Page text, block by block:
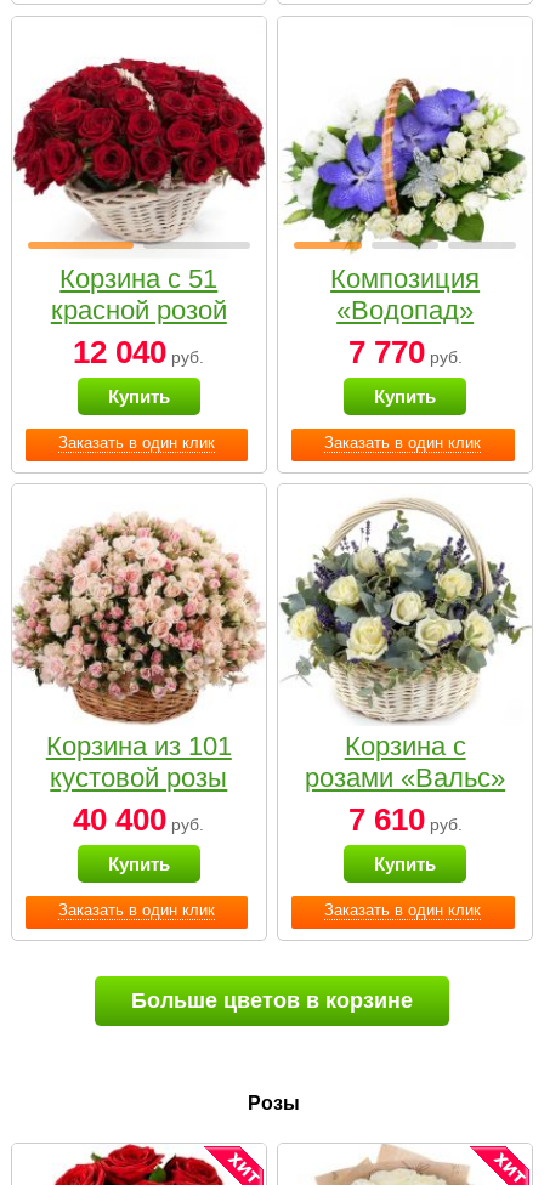
Заказать в один клик
Корзина с 51
красной розой
12 040 руб.
Купить
Заказать в один клик
Композиция
«Водопад»
7 770руб.
Купить
Заказать в один клик
Корзина из 101
кустовой розы
нежных тонов
40 400 руб.
Купить
Заказать в один клик
Корзина с
розами «Вальс»
7 610руб.
Купить
Больше цветов в корзине
Розы